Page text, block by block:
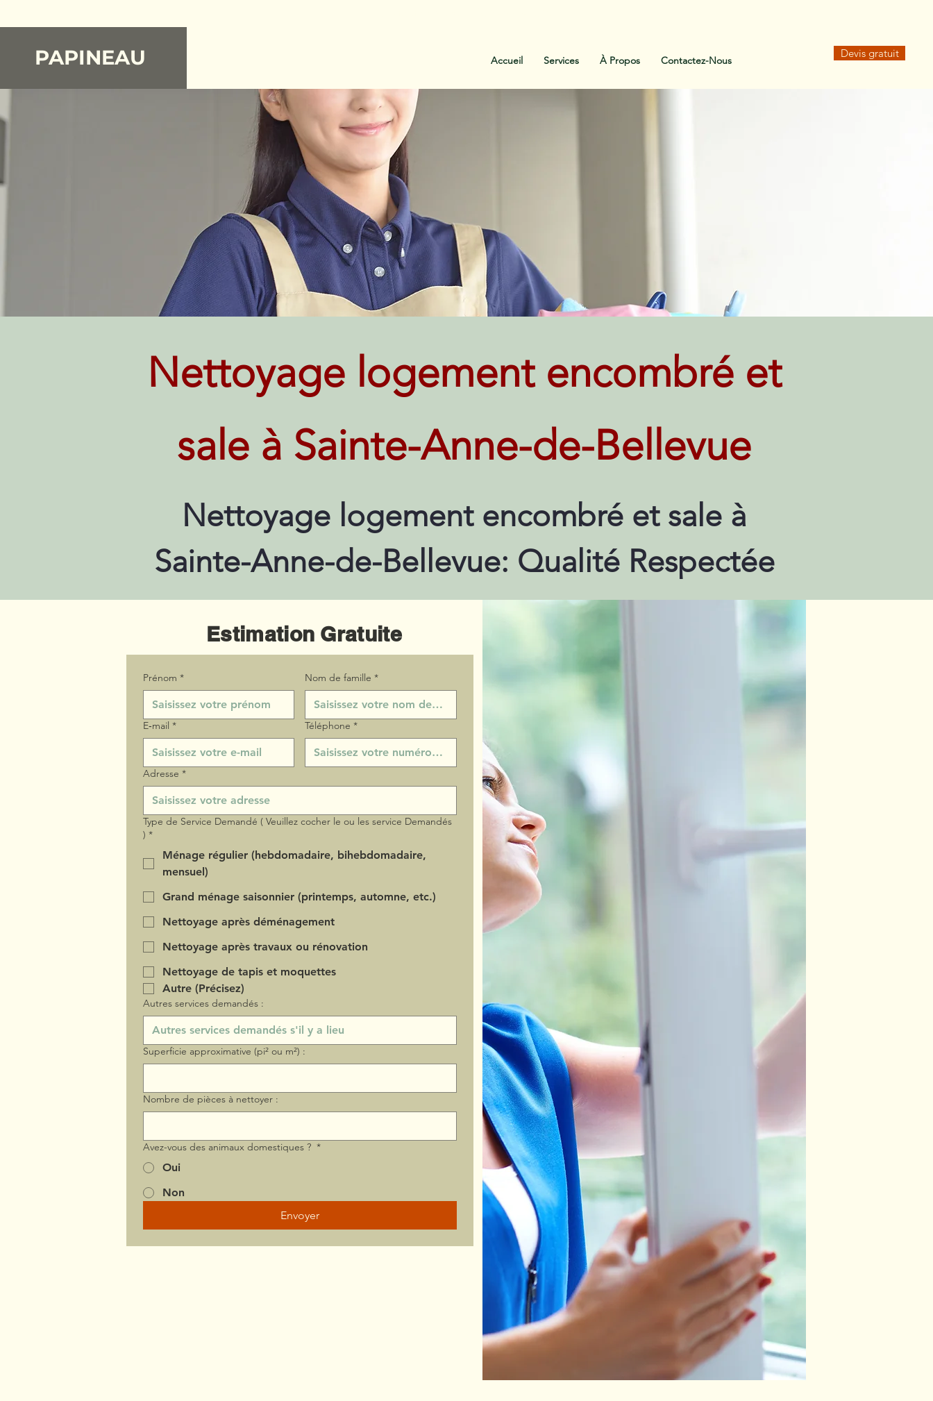
PAPINEAU Accueil Services À Propos Contactez-Nous
Devis gratuit
Nettoyage logement encombré et
sale à Sainte-Anne-de-Bellevue
Nettoyage logement encombré et sale à
Sainte-Anne-de-Bellevue: Qualité Respectée
Estimation Gratuite
Prénom * Nom de famille *
E‑mail * Téléphone *
Adresse *
Type de Service Demandé ( Veuillez cocher le ou les service Demandés
) *
Ménage régulier (hebdomadaire, bihebdomadaire,
mensuel)
Grand ménage saisonnier (printemps, automne, etc.)
Nettoyage après déménagement
Nettoyage après travaux ou rénovation
Nettoyage de tapis et moquettes
Autre (Précisez)
Autres services demandés :
Superficie approximative (pi² ou m²) :
Nombre de pièces à nettoyer :
Avez-vous des animaux domestiques ? *
Oui
Non
Envoyer